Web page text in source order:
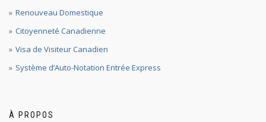
Renouveau Domestique
Citoyenneté Canadienne
Visa de Visiteur Canadien
Système d’Auto-Notation Entrée Express
À PROPOS